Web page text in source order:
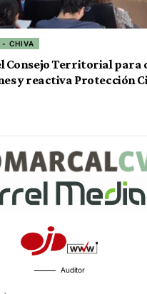
- CHIVA
Consejo Territorial para
y reactiva Protección
Auditor